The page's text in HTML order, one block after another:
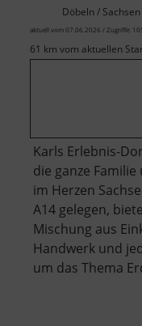
Döbeln / Sachsen
aktuell vom 07.06.2026 / Zugriffe:
61 km vom aktuellen
Karls Erlebnis-
die ganze
im Herzen
A14 gelegen,
Mischung aus
Handwerk und
um das Thema